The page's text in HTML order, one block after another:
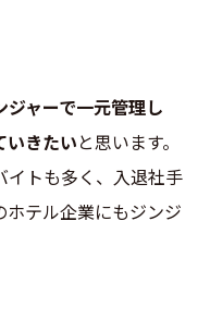
ャーで一元管理し
いきたいと思います。
イトも多く、入退社手
テル企業にもジンジ